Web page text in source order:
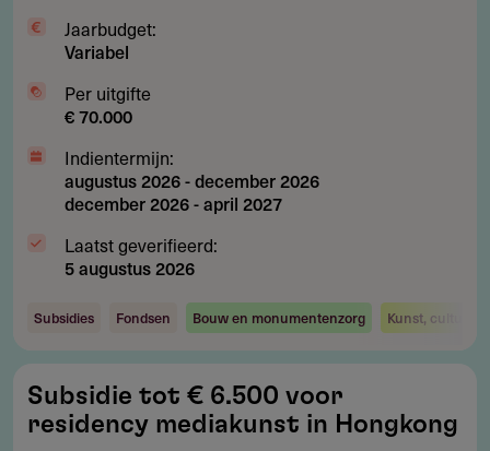
Jaarbudget:
Variabel
Per uitgifte
€ 70.000
Indientermijn:
augustus 2026-december 2026
december 2026-april 2027
Laatst geverifieerd:
5 augustus 2026
Subsidies Fondsen Bouw en monumentenzorg Kunst, cultuur
tot
€
Subsidie tot € 6.500 voor
residency mediakunst in Hongkong